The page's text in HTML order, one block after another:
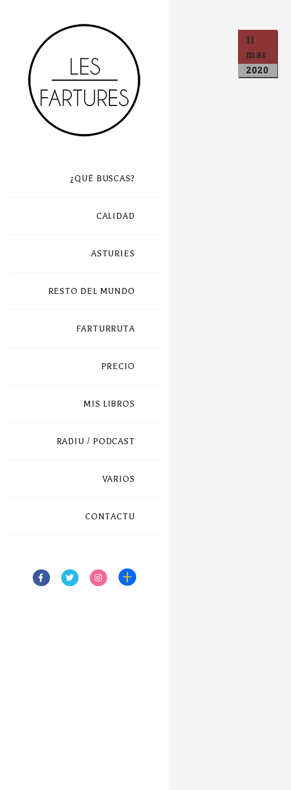
¿QUÉ BUSCAS?
CALIDAD
ASTURIES
RESTO DEL MUNDO
FARTURRUTA
PRECIO
MIS LIBROS
RADIU / PODCAST
VARIOS
CONTACTU
11
mar
2020